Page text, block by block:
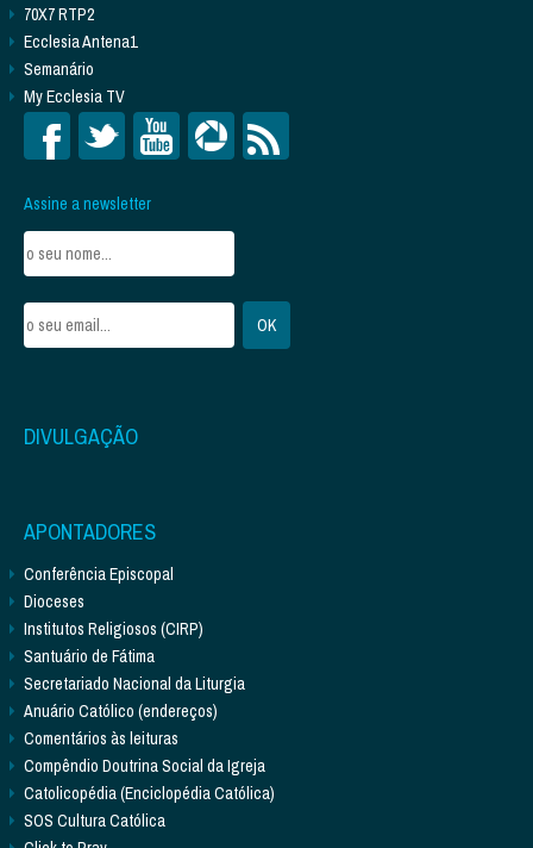
70X7 RTP2
Ecclesia Antena1
Semanário
My Ecclesia TV
Assine a newsletter
DIVULGAÇÃO
APONTADORES
Conferência Episcopal
Dioceses
Institutos Religiosos (CIRP)
Santuário de Fátima
Secretariado Nacional da Liturgia
Anuário Católico (endereços)
Comentários às leituras
Compêndio Doutrina Social da Igreja
Catolicopédia (Enciclopédia Católica)
SOS Cultura Católica